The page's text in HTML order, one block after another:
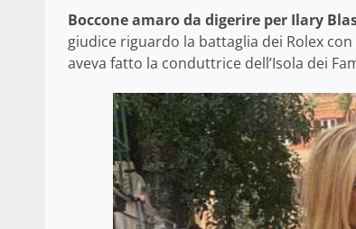
Boccone amaro da digerire per Ilary
giudice riguardo la battaglia dei Rolex
aveva fatto la conduttrice dell’Isola dei